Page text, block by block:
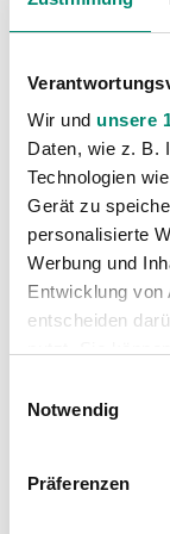
Wir und unsere
Daten, wie z. B.
Technologien
Gerät zu
personalisierte
Werbung und
Entwicklung von
entscheiden
Trigger Symbol
Erfahren Sie
verarbeitet
Notwendig
Präferenzen
Carril (3)
Brenner (3)
Hammerer (3)
Lexa (4)
Schrammel (67)